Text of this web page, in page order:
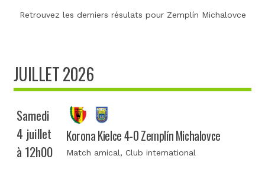
Retrouvez les derniers résulats pour Zemplín Michalovce
JUILLET 2026
Samedi
4 juillet
à 12h00
Korona Kielce 4-0 Zemplín Michalovce
Match amical, Club international